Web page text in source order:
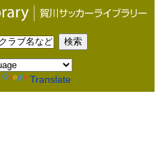
Translate